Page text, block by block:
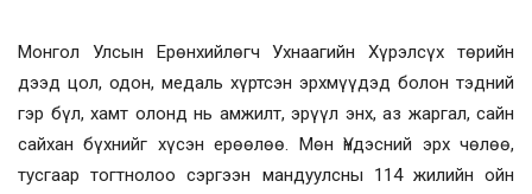
Монгол Улсын Ерөнхийлөгч Ухнаагийн Хүрэлсүх төрийн
дээд цол, одон, медаль хүртсэн эрхмүүдэд болон тэдний
гэр бүл, хамт олонд нь амжилт, эрүүл энх, аз жаргал, сайн
сайхан бүхнийг хүсэн ерөөлөө. Мөн Үндэсний эрх чөлөө,
тусгаар тогтнолоо сэргээн мандуулсны 114 жилийн ойн